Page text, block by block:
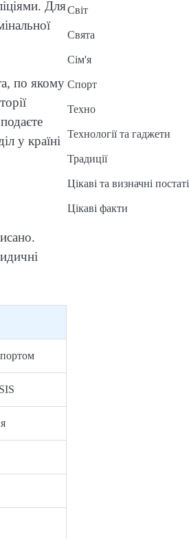
Для
по якому
у країні
Світ
Свята
Сім'я
Спорт
Техно
Технології та гаджети
Традиції
Цікаві та визначні постаті
Цікаві факти